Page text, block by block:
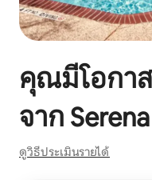
คุณมีโอกาส
จาก
ดูวิธีประเมินรายได้